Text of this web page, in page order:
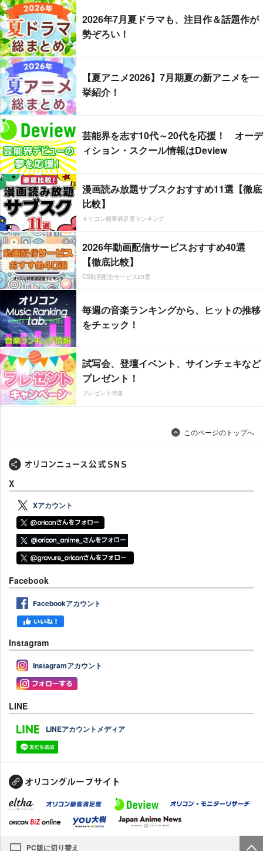
2026年7月夏ドラマも、注目作＆話題作が
勢ぞろい！
【夏アニメ2026】7月期夏の新アニメを一
挙紹介！
芸能界を志す10代～20代を応援！ オーデ
ィション・スクール情報はDeview
漫画読み放題サブスクおすすめ11選【徹底
比較】
オリコン顧客満足度ランキング
2026年動画配信サービスおすすめ40選
【徹底比較】
CS動画配信サービス20選
毎週の音楽ランキングから、ヒットの推移
をチェック！
試写会、登壇イベント、サインチェキなど
プレゼント！
プレゼント特集
このページのトップへ
X
Xアカウント
Facebook
Facebookアカウント
Instagram
Instagramアカウント
LINE
LINEアカウントメディア
PC版に切り替え